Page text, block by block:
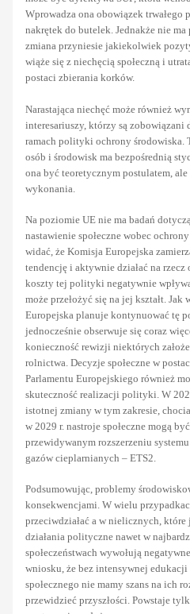
Wprowadza ona obowiązek
nakrętek do butelek. Jednakże nie
zmiana przyniesie jakiekolwiek
wiąże się z niechęcią społeczną i
postaci zbierania korków.
Narastająca niechęć może również
interesariuszy, którzy są zobowiązani
ramach polityki ochrony środowiska.
osób i środowisk ma bezpośrednią
ona być teoretycznym postulatem,
wykonania.
Na poziomie UE nie ma badań
nastawienie społeczne wobec
widać, że Komisja Europejska
tendencję i aktywnie działać na
koszty tej polityki negatywnie
może przełożyć się na jej kształt. Jak
Europejska planuje kontynuować tę
jednocześnie obserwuje się coraz
konieczność rewizji niektórych
rolnictwa. Decyzje społeczne w
Parlamentu Europejskiego również
skuteczność realizacji polityki. W
istotnej zmiany w tym zakresie,
w 2029 r. nastroje społeczne mogą
przewidywanym rozszerzeniu
gazów cieplarnianych – ETS2.
Podsumowując, problemy
konsekwencjami. W wielu
przeciwdziałać a w nielicznych, które
działania polityczne nawet w
społeczeństwach wywołują
wniosku, że bez intensywnej
społecznego nie mamy szans na ich
przewidzieć przyszłości. Powstaje